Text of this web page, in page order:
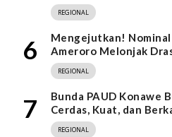
REGIONAL
6
Mengejutkan! Nominal
Ameroro Melonjak
REGIONAL
7
Bunda PAUD Konawe
Cerdas, Kuat, dan
REGIONAL